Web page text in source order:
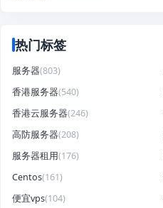
热门标签
服务器(803)
香港服务器(540)
香港云服务器(246)
高防服务器(208)
服务器租用(176)
Centos(161)
便宜vps(104)